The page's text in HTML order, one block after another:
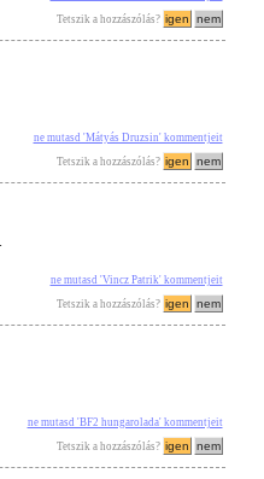
Tetszik a hozzászólás?
ne mutasd 'Mátyás Druzsin' kommentjeit
Tetszik a hozzászólás?
ne mutasd 'Vincz Patrik' kommentjeit
Tetszik a hozzászólás?
ne mutasd 'BF2 hungarolada' kommentjeit
Tetszik a hozzászólás?